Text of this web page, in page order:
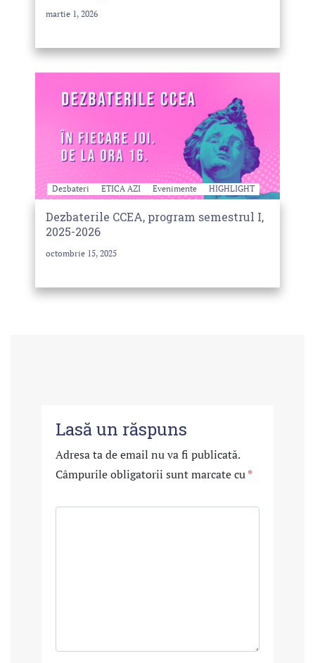
martie 1, 2026
Dezbateri ETICA AZI Evenimente HIGHLIGHT
Dezbaterile CCEA, program semestrul I,
2025-2026
octombrie 15, 2025
Lasă un răspuns
Adresa ta de email nu va fi publicată.
Câmpurile obligatorii sunt marcate cu*